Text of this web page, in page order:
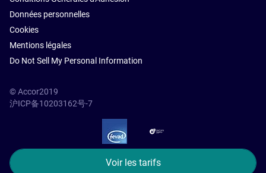
Voir les tarifs
Données personnelles
Cookies
Mentions légales
Do Not Sell My Personal Information
© Accor2019
沪ICP备10203162号-7